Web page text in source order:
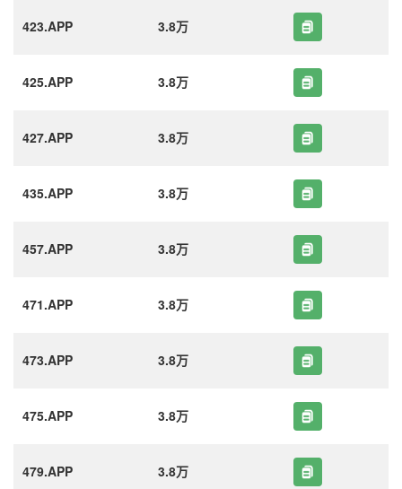
423.APP 3.8万
425.APP 3.8万
427.APP 3.8万
435.APP 3.8万
457.APP 3.8万
471.APP 3.8万
473.APP 3.8万
475.APP 3.8万
479.APP 3.8万